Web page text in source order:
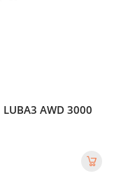
AWD 3000